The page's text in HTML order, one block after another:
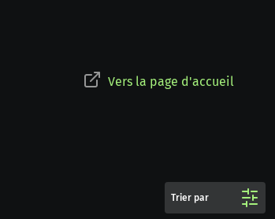
Vers la page d'accueil
Trier par